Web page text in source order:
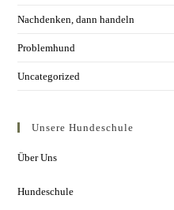
Nachdenken, dann handeln
Problemhund
Uncategorized
Unsere Hundeschule
Über Uns
Hundeschule